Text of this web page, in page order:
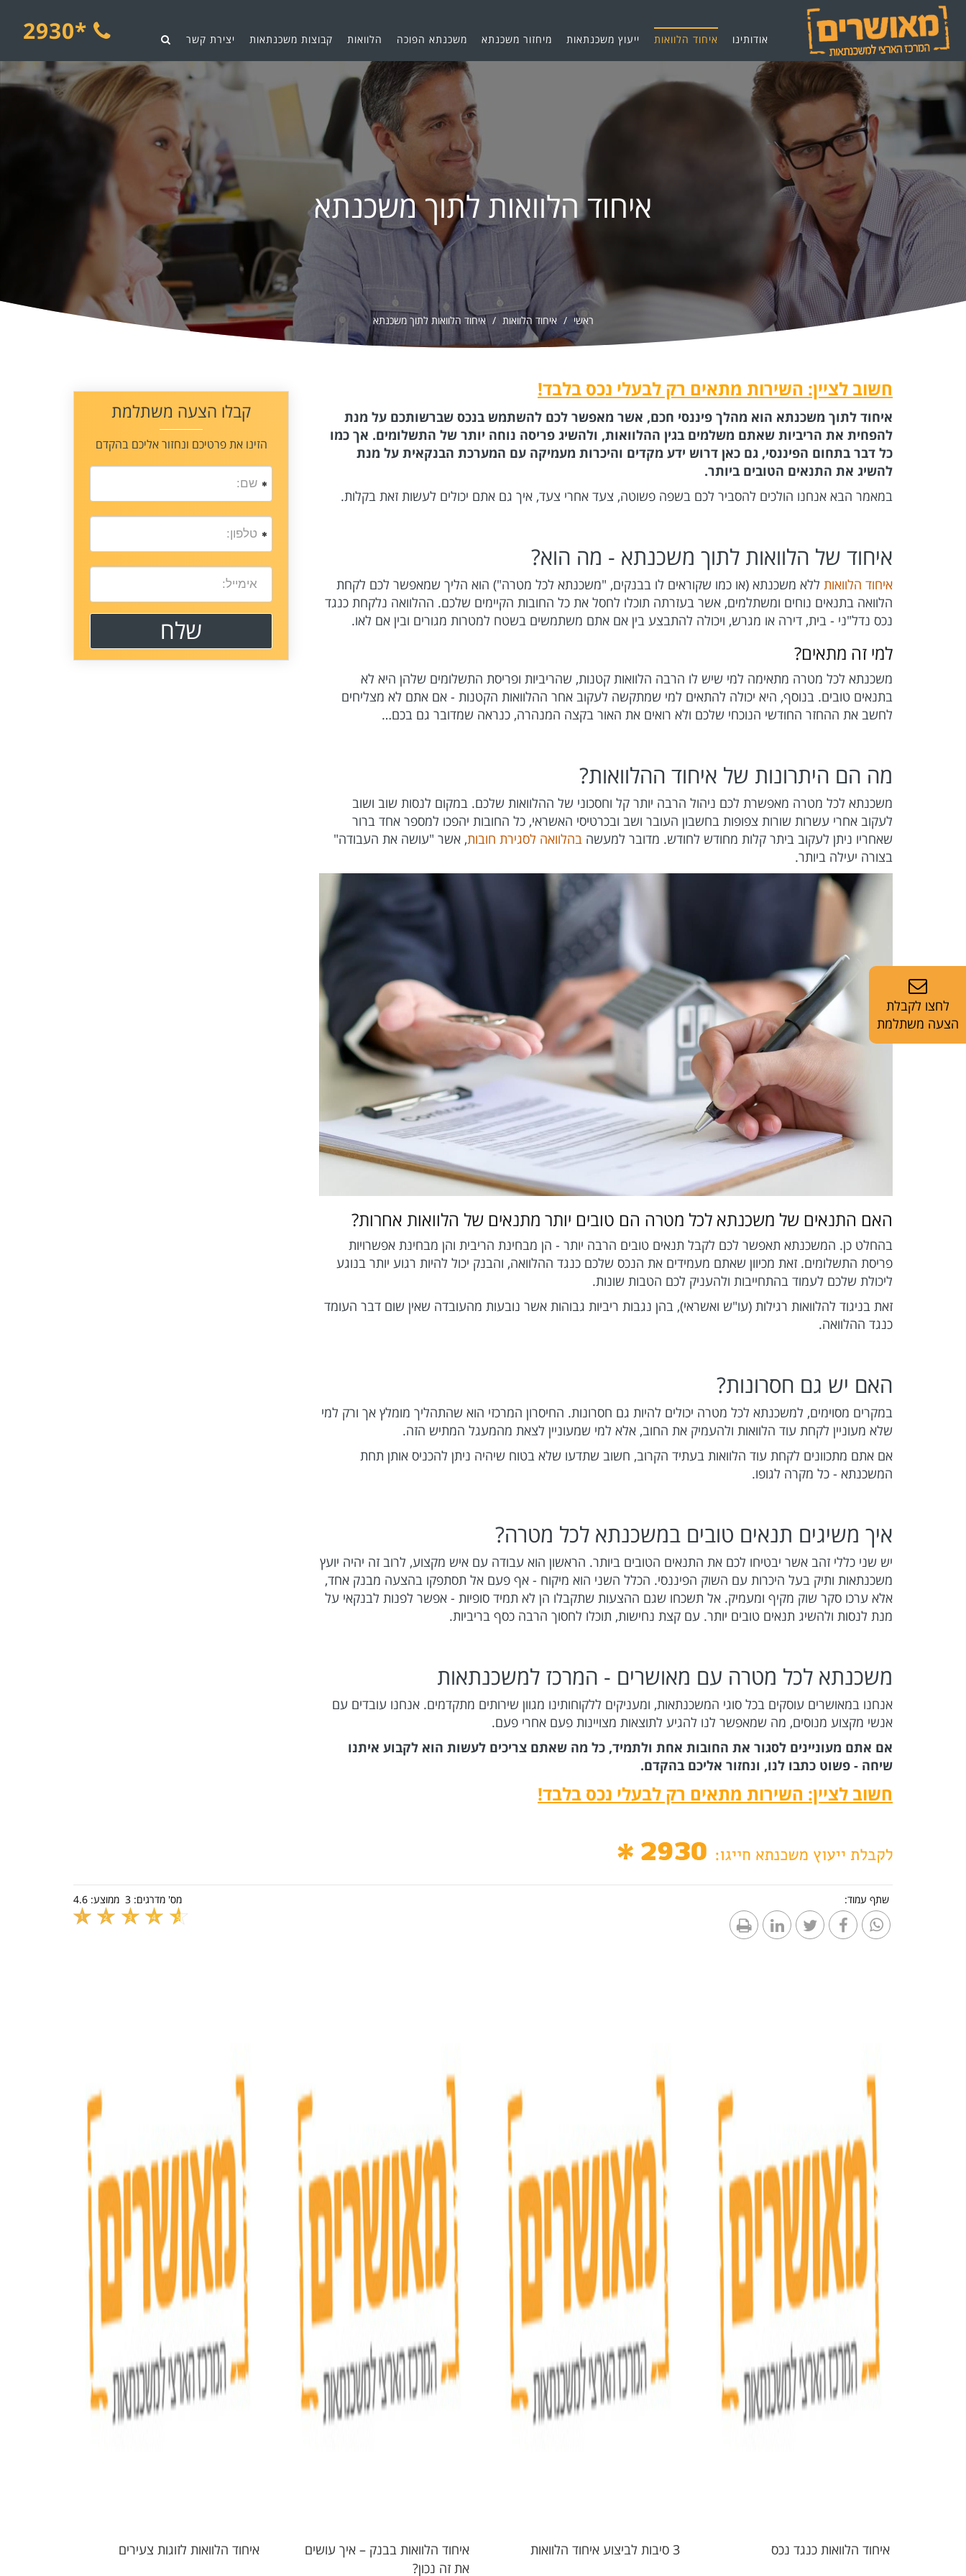
*2930 אודותינו איחוד הלוואות ייעוץ משכנתאות מיחזור משכנתא משכנתא הפוכה הלוואות קבוצות משכנתאות יצירת קשר
איחוד הלוואות לתוך משכנתא
ראשי איחוד הלוואות איחוד הלוואות לתוך משכנתא
קבלו הצעה משתלמת
הזינו את פרטיכם ונחזור אליכם בהקדם
חשוב לציין: השירות מתאים רק לבעלי נכס בלבד!
איחוד לתוך משכנתא הוא מהלך פיננסי חכם, אשר מאפשר לכם להשתמש בנכס שברשותכם על מנת
להפחית את הריביות שאתם משלמים בגין ההלוואות, ולהשיג פריסה נוחה יותר של התשלומים. אך כמו
כל דבר בתחום הפיננסי, גם כאן דרוש ידע מקדים והיכרות מעמיקה עם המערכת הבנקאית על מנת
להשיג את התנאים הטובים ביותר.
במאמר הבא אנחנו הולכים להסביר לכם בשפה פשוטה, צעד אחרי צעד, איך גם אתם יכולים לעשות זאת בקלות.
איחוד של הלוואות לתוך משכנתא - מה הוא?
איחוד הלוואות ללא משכנתא (או כמו שקוראים לו בבנקים, "משכנתא לכל מטרה") הוא הליך שמאפשר לכם לקחת
הלוואה בתנאים נוחים ומשתלמים, אשר בעזרתה תוכלו לחסל את כל החובות הקיימים שלכם. ההלוואה נלקחת כנגד
נכס נדל"ני - בית, דירה או מגרש, ויכולה להתבצע בין אם אתם משתמשים בשטח למטרות מגורים ובין אם לאו.
למי זה מתאים?
משכנתא לכל מטרה מתאימה למי שיש לו הרבה הלוואות קטנות, שהריביות ופריסת התשלומים שלהן היא לא
בתנאים טובים. בנוסף, היא יכולה להתאים למי שמתקשה לעקוב אחר ההלוואות הקטנות - אם אתם לא מצליחים
לחשב את ההחזר החודשי הנוכחי שלכם ולא רואים את האור בקצה המנהרה, כנראה שמדובר גם בכם…
מה הם היתרונות של איחוד ההלוואות?
משכנתא לכל מטרה מאפשרת לכם ניהול הרבה יותר קל וחסכוני של ההלוואות שלכם. במקום לנסות שוב ושוב
לעקוב אחרי עשרות שורות צפופות בחשבון העובר ושב ובכרטיסי האשראי, כל החובות יהפכו למספר אחד ברור
שאחריו ניתן לעקוב ביתר קלות מחודש לחודש. מדובר למעשה בהלוואה לסגירת חובות, אשר "עושה את העבודה"
בצורה יעילה ביותר.
האם התנאים של משכנתא לכל מטרה הם טובים יותר מתנאים של הלוואות אחרות?
בהחלט כן. המשכנתא תאפשר לכם לקבל תנאים טובים הרבה יותר - הן מבחינת הריבית והן מבחינת אפשרויות
פריסת התשלומים. זאת מכיוון שאתם מעמידים את הנכס שלכם כנגד ההלוואה, והבנק יכול להיות רגוע יותר בנוגע
ליכולת שלכם לעמוד בהתחייבות ולהעניק לכם הטבות שונות.
זאת בניגוד להלוואות רגילות (עו"ש ואשראי), בהן נגבות ריביות גבוהות אשר נובעות מהעובדה שאין שום דבר העומד
כנגד ההלוואה.
האם יש גם חסרונות?
במקרים מסוימים, למשכנתא לכל מטרה יכולים להיות גם חסרונות. החיסרון המרכזי הוא שהתהליך מומלץ אך ורק למי
שלא מעוניין לקחת עוד הלוואות ולהעמיק את החוב, אלא למי שמעוניין לצאת מהמעגל המתיש הזה.
אם אתם מתכוונים לקחת עוד הלוואות בעתיד הקרוב, חשוב שתדעו שלא בטוח שיהיה ניתן להכניס אותן תחת
המשכנתא - כל מקרה לגופו.
איך משיגים תנאים טובים במשכנתא לכל מטרה?
יש שני כללי זהב אשר יבטיחו לכם את התנאים הטובים ביותר. הראשון הוא עבודה עם איש מקצוע, לרוב זה יהיה יועץ
משכנתאות ותיק בעל היכרות עם השוק הפיננסי. הכלל השני הוא מיקוח - אף פעם אל תסתפקו בהצעה מבנק אחד,
אלא ערכו סקר שוק מקיף ומעמיק. אל תשכחו שגם ההצעות שתקבלו הן לא תמיד סופיות - אפשר לפנות לבנקאי על
מנת לנסות ולהשיג תנאים טובים יותר. עם קצת נחישות, תוכלו לחסוך הרבה כסף בריביות.
משכנתא לכל מטרה עם מאושרים - המרכז למשכנתאות
אנחנו במאושרים עוסקים בכל סוגי המשכנתאות, ומעניקים ללקוחותינו מגוון שירותים מתקדמים. אנחנו עובדים עם
אנשי מקצוע מנוסים, מה שמאפשר לנו להגיע לתוצאות מצויינות פעם אחרי פעם.
אם אתם מעוניינים לסגור את החובות אחת ולתמיד, כל מה שאתם צריכים לעשות הוא לקבוע איתנו
שיחה - פשוט כתבו לנו, ונחזור אליכם בהקדם.
חשוב לציין: השירות מתאים רק לבעלי נכס בלבד!
שתף עמוד: מס' מדרגים: 3 ממוצע: 4.6
1 2 3 4 5
איחוד הלוואות כנגד נכס 3 סיבות לביצוע איחוד הלוואות
איחוד הלוואות בבנק – איך עושים
את זה נכון?
איחוד הלוואות לזוגות צעירים
לחצו לקבלת
הצעה משתלמת